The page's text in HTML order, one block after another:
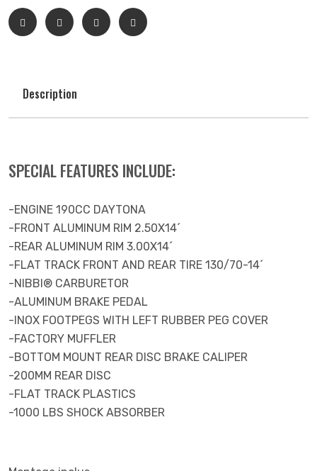
Description
SPECIAL FEATURES INCLUDE:
-ENGINE 190CC DAYTONA
-FRONT ALUMINUM RIM 2.50X14´
-REAR ALUMINUM RIM 3.00X14´
-FLAT TRACK FRONT AND REAR TIRE 130/70-14´
-NIBBI® CARBURETOR
-ALUMINUM BRAKE PEDAL
-INOX FOOTPEGS WITH LEFT RUBBER PEG COVER
-FACTORY MUFFLER
-BOTTOM MOUNT REAR DISC BRAKE CALIPER
-200MM REAR DISC
-FLAT TRACK PLASTICS
-1000 LBS SHOCK ABSORBER